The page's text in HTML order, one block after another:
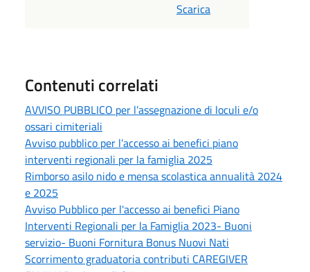
Scarica
Contenuti correlati
AVVISO PUBBLICO per l’assegnazione di loculi e/o
ossari cimiteriali
Avviso pubblico per l’accesso ai benefici piano
interventi regionali per la famiglia 2025
Rimborso asilo nido e mensa scolastica annualità 2024
e 2025
Avviso Pubblico per l'accesso ai benefici Piano
Interventi Regionali per la Famiglia 2023- Buoni
servizio- Buoni Fornitura Bonus Nuovi Nati
Scorrimento graduatoria contributi CAREGIVER